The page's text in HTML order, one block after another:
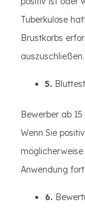
Tuberkulose
Brustkorbs
auszuschließen.
5.
Bewerber ab
Wenn Sie
Anwendung
6.